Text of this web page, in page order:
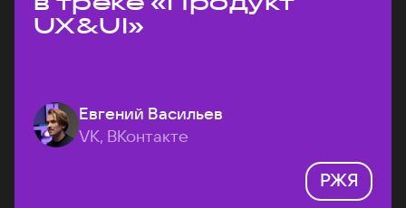
UX&UI»
Евгений Васильев
VK, ВКонтакте
РЖЯ